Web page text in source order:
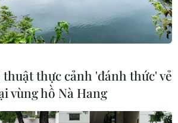
trưởng kinh tế Việt Nam
thuật thực cảnh 'đánh thức' vẻ
vùng hồ Nà Hang